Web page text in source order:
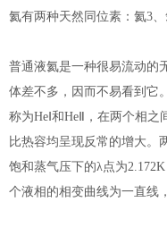
氦有两种天然同位素：氦3
普通液氦是一种很易流动的
体差不多，因而不易看到它
称为HeⅠ和HeⅡ，在两个相
比热容均呈现反常的增大。
饱和蒸气压下的λ点为
个液相的相变曲线为一直线